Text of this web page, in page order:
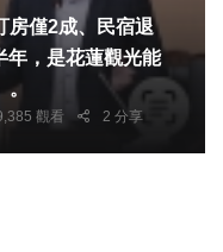
房僅2成、民宿退
年，是花蓮觀光能
觀看 2 分享